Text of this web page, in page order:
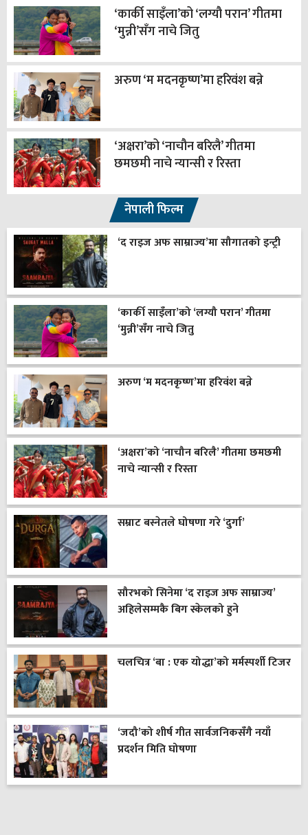
‘कार्की साइँला’को ‘लग्यौ परान’ गीतमा
‘मुन्नी’सँग नाचे जितु
अरुण ‘म मदनकृष्ण’मा हरिवंश बन्ने
‘अक्षरा’को ‘नाचौन बरिलै’ गीतमा
छमछमी नाचे न्यान्सी र रिस्ता
नेपाली फिल्म
‘द राइज अफ साम्राज्य’मा सौगातको इन्ट्री
‘कार्की साइँला’को ‘लग्यौ परान’ गीतमा
‘मुन्नी’सँग नाचे जितु
अरुण ‘म मदनकृष्ण’मा हरिवंश बन्ने
‘अक्षरा’को ‘नाचौन बरिलै’ गीतमा छमछमी
नाचे न्यान्सी र रिस्ता
सम्राट बस्नेतले घोषणा गरे ‘दुर्गा’
सौरभको सिनेमा ‘द राइज अफ साम्राज्य’
अहिलेसम्मकै बिग स्केलको हुने
चलचित्र ‘बा : एक योद्धा’को मर्मस्पर्शी टिजर
‘जदौ’को शीर्ष गीत सार्वजनिकसँगै नयाँ
प्रदर्शन मिति घोषणा